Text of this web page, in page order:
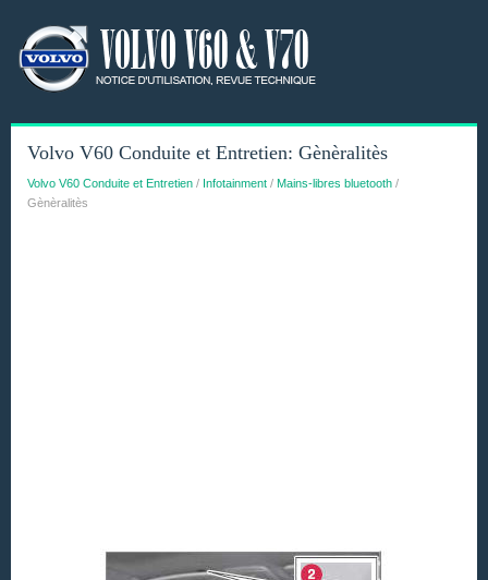
Volvo V60 Conduite et Entretien: Gènèralitès
Volvo V60 Conduite et Entretien / Infotainment / Mains-libres bluetooth /
Gènèralitès